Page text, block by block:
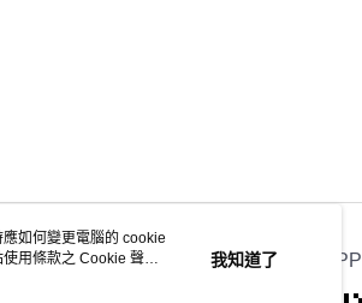
官方APP
如何變更電腦的 cookie
用條款之 Cookie 聲明
我知道了